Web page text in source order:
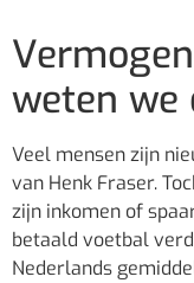
weten we
Veel mensen zijn
van Henk Fraser.
zijn inkomen of
betaald voetbal
Nederlands